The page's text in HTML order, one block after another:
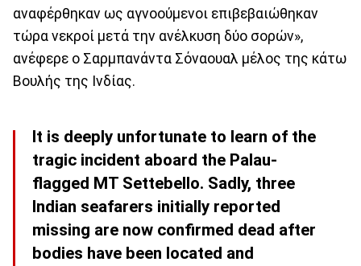
αναφέρθηκαν ως αγνοούμενοι επιβεβαιώθηκαν
τώρα νεκροί μετά την ανέλκυση δύο σορών»,
ανέφερε ο Σαρμπανάντα Σόναουαλ μέλος της κάτω
Βουλής της Ινδίας.
It is deeply unfortunate to learn of the
tragic incident aboard the Palau-
flagged MT Settebello. Sadly, three
Indian seafarers initially reported
missing are now confirmed dead after
bodies have been located and